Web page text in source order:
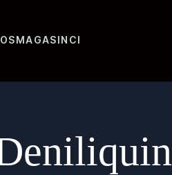
MAGASIN Challenges